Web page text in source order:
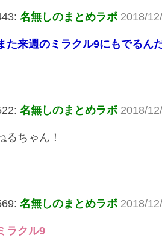
名無しのまとめラボ 2018/
た来週のミラクル9にもでるん
名無しのまとめラボ 2018/
るちゃん！
名無しのまとめラボ 2018/
ラクル9